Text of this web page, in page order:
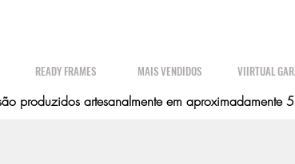
READY FRAMES MAIS VENDIDOS VIIRTUAL
produzidos artesanalmente em aproximadamente